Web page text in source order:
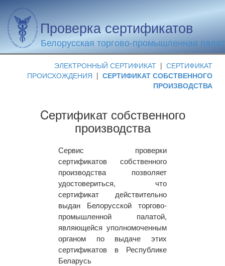
Проверка сертификатов
Белорусская торгово-промышленная
ЭЛЕКТРОННЫЙ СЕРТИФИКАТ | СЕРТИФИКАТ
ПРОИСХОЖДЕНИЯ | СЕРТИФИКАТ СОБСТВЕННОГО
ПРОИЗВОДСТВА
Cертификат собственного
производства
Сервис проверки
сертификатов собственного
производства позволяет
удостовериться, что
сертификат действительно
выдан Белорусской торгово-
промышленной палатой,
являющейся уполномоченным
органом по выдаче этих
сертификатов в Республике
Беларусь